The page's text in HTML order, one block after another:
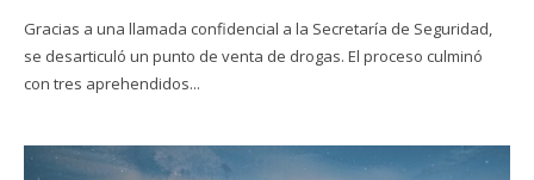
Gracias a una llamada confidencial a la Secretaría de Seguridad,
se desarticuló un punto de venta de drogas. El proceso culminó
con tres aprehendidos...